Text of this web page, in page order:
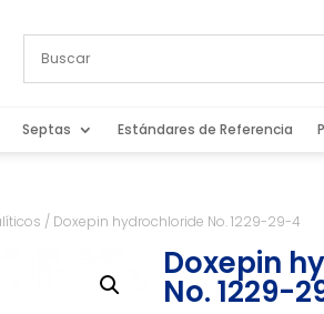
Septas Estándares de Referencia
/ Doxepin hydrochloride No. 1229-29-4
Doxepin
No. 1229-